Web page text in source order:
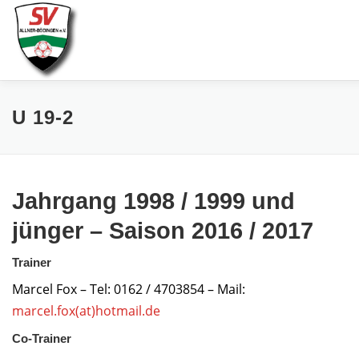
Zum
Inhalt
springen
AKTUELLES
U 19-2
Jahrgang 1998 / 1999 und
jünger – Saison 2016 / 2017
Trainer
Marcel Fox – Tel: 0162 / 4703854 – Mail:
marcel.fox(at)hotmail.de
Co-Trainer